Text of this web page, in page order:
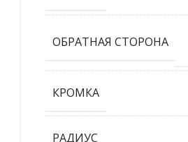
ОБРАТНАЯ СТОРОНА
КРОМКА
РАДИУС